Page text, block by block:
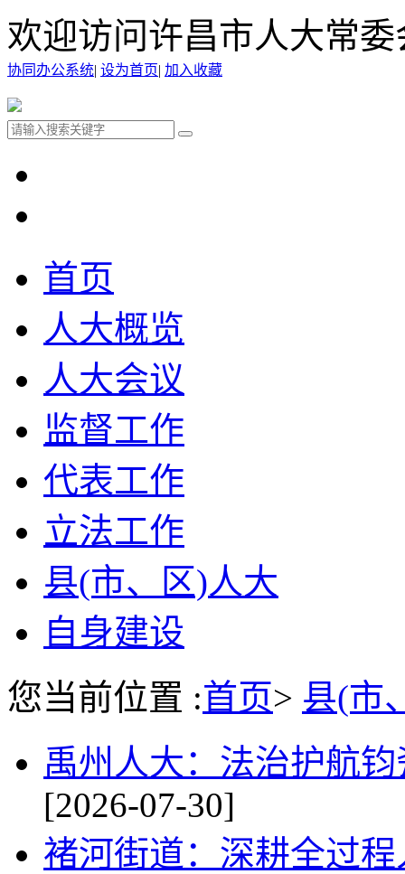
欢迎访问许昌市人大常
协同办公系统| 设为首页| 加入收藏
首页
人大概览
人大会议
监督工作
代表工作
立法工作
县(市、区)人大
自身建设
您当前位置 :首页> 县(市
禹州人大：法治护航
[2026-07-30]
褚河街道：深耕全过